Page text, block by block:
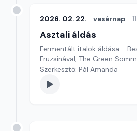
2026. 02. 22. vasárnap
Asztali áldás
Fermentált italok áldása -
Fruzsinával, The Green
Szerkesztő: Pál Amanda